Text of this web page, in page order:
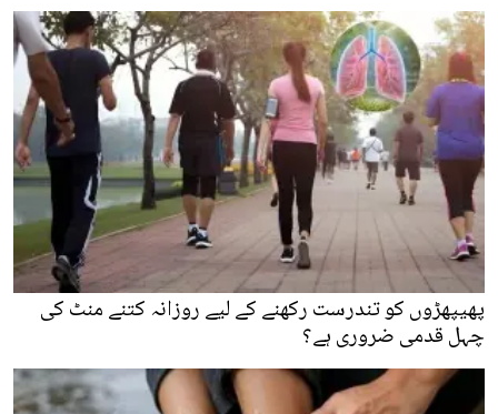
پھیپھڑوں کو تندرست رکھنے کے لیے روزانہ کتنے منٹ کی
چہل قدمی ضروری ہے؟